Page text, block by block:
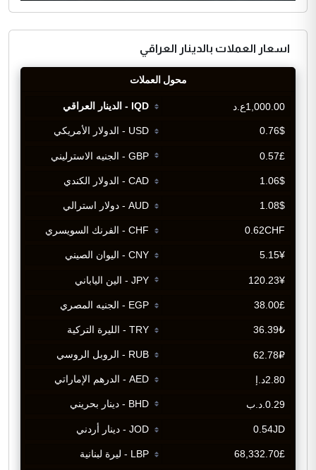
اسعار العملات بالدينار العراقي